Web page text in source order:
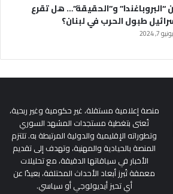
“البروباغندا” و”الحقيقة”… هل تقرع
طبول الحرب في لبنان؟
يونيو 7, 2024
منصة إعلامية مستقلة، غير حكومية وغير ربحية،
تُعنى بتغطية مستجدات المشهد السوري
وتطوراته الإقليمية والدولية المرتبطة به. تلتزم
المنصة بالحيادية والمهنية، وتهدف إلى تقديم
الأخبار في سياقاتها الدقيقة، مع تحليلات
معمقة تُبرز أبعاد الأحداث المختلفة، بعيدًا عن
أي تحيز أيديولوجي أو سياسي.